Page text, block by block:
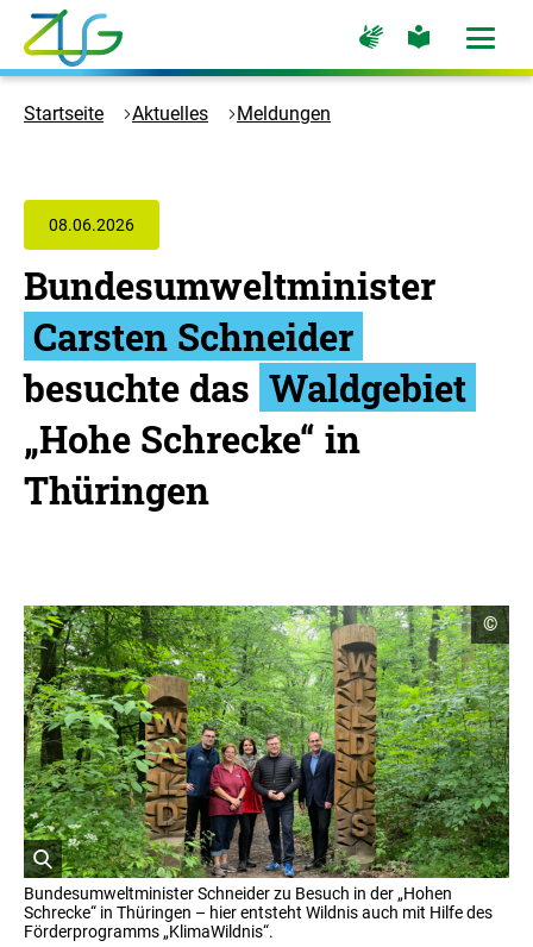
Zum
Hauptinhalt
springen
Logo
Zukunft
Zur
Startseite
Zur
Seite
Gebärdensprache
Zur
Seite
leichte
Menü
Startseite Aktuelles Meldungen
08.06.2026
Bundesumweltminister
Carsten Schneider
besuchte das Waldgebiet
„Hohe Schrecke“ in
Thüringen
ö
f
f
C
o
p
y
r
i
g
h
t
I
n
f
o
r
a
©
Bundesumweltminister Schneider zu Besuch in der „Hohen
Schrecke“ in Thüringen – hier entsteht Wildnis auch mit Hilfe des
Förderprogramms „KlimaWildnis“.